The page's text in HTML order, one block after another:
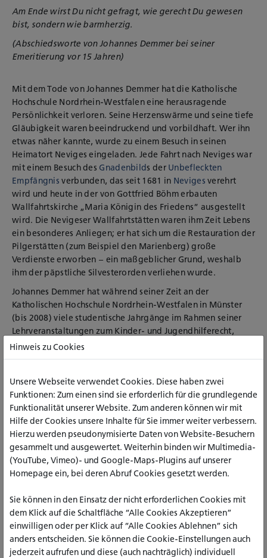
Am Ende wirst Du nicht gefragt, wie gerecht Du gewesen
bist, sondern wie barmherzig.
(Abschiedsworte von Johannes Demmer bei seiner
Emeritierung vor 15 Jahren)
Mit dem Tode von Johannes Demmer hat die Katholische
Hochschule Nordrhein-Westfalen eine herausragende
Persönlichkeit verloren. Seine Herzenswärme und seine tiefe
Gläubigkeit waren beeindruckend und vorbildhaft. Wer ihn
etwas näher kannte, wurde zu einem Besuch in seinen
Heimatort Neviges eingeladen. Jede Fahrt nach Neviges war
mit einem Besuch des Gnadenbilds der Unbefleckten
Empfängnis verbunden, das seit 1681 in Neviges verehrt
wird und heute in der von Gottfried Böhm erbauten
Wallfahrtskirche „Maria Königin des Friedens“ ausgestellt
wird. Die Nevigeser Wallfahrtstätten waren ihm Zeit Lebens
ein besonderes Anliegen; er hat sich um die Restauration der
Pilgerstätten (zum Beispiel den Marienberg) große
Verdienste erworben – ein maßgeblicher Grund, weshalb
ihm der päpstliche Silvesterorden verliehen wurde.
Johannes Demmer hat während seiner Zeit an der
Katholischen Hochschule Nordrhein-Westfalen in Münster
(bis 2008) viele studentische Jahrgänge im Rahmen seiner
Lehrveranstaltungen zum Kinder- und Jugendhilferecht,
Strafrecht und Jugendstrafrecht sowie zu Problemen von
Logik und Methodik tief geprägt. Bei den Studentinnen und
humorvollen, ausgleichenden, einnehmenden Art, sondern
vor allem auch daran, dass er aufgrund seines profunden,
aus der täglichen anwaltlichen Praxis heraus erworbenen
Wissens die Studentinnen und Studenten für das oft
ungeliebte Fach „Recht“ begeistern konnte.
In Erinnerung bleiben den Studierenden und Kollegen
außerdem die Studienfahrten nach Wien und Rom, wo
Johannes Demmer als historisch, kulturell und kirchlich
äußerst kundiger Reiseleiter erlebt werden konnte. Ebenso
unvergesslich ist seine Rezitation des Gedichts „Ladislaus
und Annabella“ von James Krüss beim alljährlichen
weihnachtlichen Kulturabend. Kein Kulturabend ohne
„Ladislaus und Annabella“!
Hinweis zu Cookies
Unsere Webseite verwendet Cookies. Diese haben zwei
Funktionen: Zum einen sind sie erforderlich für die grundlegende
Funktionalität unserer Website. Zum anderen können wir mit
Hilfe der Cookies unsere Inhalte für Sie immer weiter verbessern.
Hierzu werden pseudonymisierte Daten von Website-Besuchern
gesammelt und ausgewertet. Weiterhin binden wir Multimedia-
(YouTube, Vimeo)- und Google-Maps-Plugins auf unserer
Homepage ein, bei deren Abruf Cookies gesetzt werden.
Sie können in den Einsatz der nicht erforderlichen Cookies mit
dem Klick auf die Schaltfläche “Alle Cookies Akzeptieren”
einwilligen oder per Klick auf “Alle Cookies Ablehnen” sich
anders entscheiden. Sie können die Cookie-Einstellungen auch
jederzeit aufrufen und diese (auch nachträglich) individuell